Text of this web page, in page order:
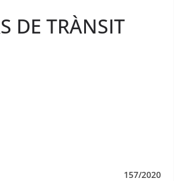
DE TRÀNSIT
157/2020